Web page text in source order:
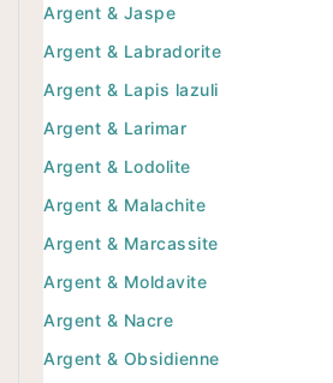
Argent & Jaspe
Argent & Labradorite
Argent & Lapis lazuli
Argent & Larimar
Argent & Lodolite
Argent & Malachite
Argent & Marcassite
Argent & Moldavite
Argent & Nacre
Argent & Obsidienne